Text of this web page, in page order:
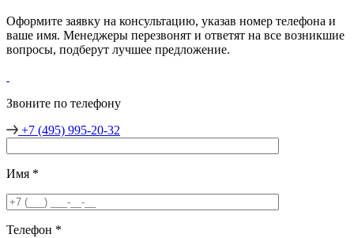
Оформите заявку на консультацию, указав номер телефона и
ваше имя. Менеджеры перезвонят и ответят на все возникшие
вопросы, подберут лучшее предложение.
Звоните по телефону
+7 (495) 995-20-32
Имя *
Телефон *